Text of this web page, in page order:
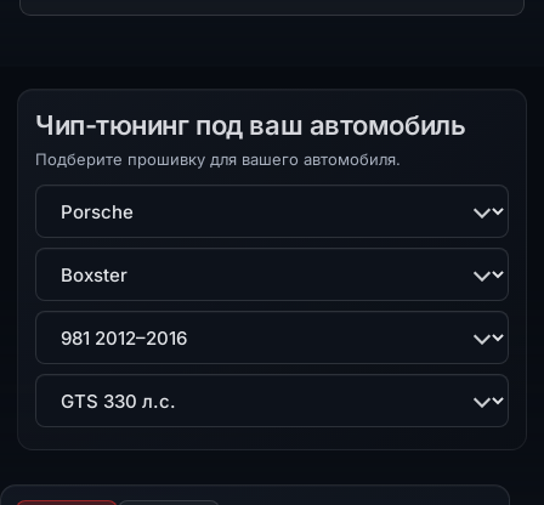
Чип-тюнинг под ваш автомобиль
Подберите прошивку для вашего автомобиля.
Марка
Модель
Поколение
Двигатель